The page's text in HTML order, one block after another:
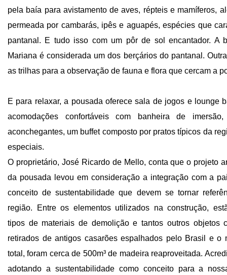
pela baía para avistamento de aves, répteis e mamíferos,
permeada por cambarás, ipês e aguapés, espécies que
pantanal. E tudo isso com um pôr de sol encantador. A
Mariana é considerada um dos berçários do pantanal.
as trilhas para a observação de fauna e flora que cercam a
E para relaxar, a pousada oferece sala de jogos e lounge
acomodações confortáveis com banheira de imersão,
aconchegantes, um buffet composto por pratos típicos da
especiais.
O proprietário, José Ricardo de Mello, conta que o projeto
da pousada levou em consideração a integração com a
conceito de sustentabilidade que devem se tornar
região. Entre os elementos utilizados na construção,
tipos de materiais de demolição e tantos outros objetos
retirados de antigos casarões espalhados pelo Brasil e o
total, foram cerca de 500m³ de madeira reaproveitada.
adotando a sustentabilidade como conceito para a